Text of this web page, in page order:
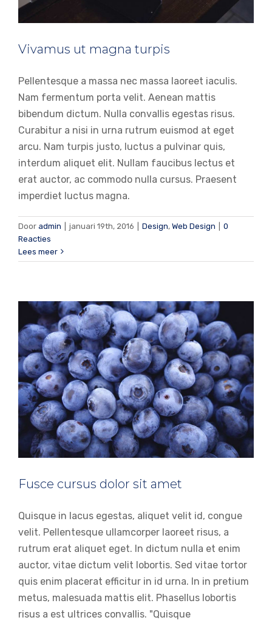
Vivamus ut magna turpis
Pellentesque a massa nec massa laoreet iaculis.
Nam fermentum porta velit. Aenean mattis
bibendum dictum. Nulla convallis egestas risus.
Curabitur a nisi in urna rutrum euismod at eget
arcu. Nam turpis justo, luctus a pulvinar quis,
interdum aliquet elit. Nullam faucibus lectus et
erat auctor, ac commodo nulla cursus. Praesent
imperdiet luctus magna.
Door admin januari 19th, 2016 Design, Web Design
0
Reacties
Lees meer
Fusce cursus dolor sit amet
Fusce cursus dolor sit amet
Quisque in lacus egestas, aliquet velit id, congue
velit. Pellentesque ullamcorper laoreet risus, a
rutrum erat aliquet eget. In dictum nulla et enim
auctor, vitae dictum velit lobortis. Sed vitae tortor
quis enim placerat efficitur in id urna. In in pretium
metus, malesuada mattis elit. Phasellus lobortis
risus a est ultrices convallis. "Quisque